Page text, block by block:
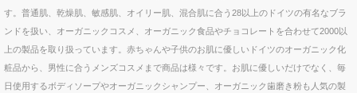
す。普通肌、乾燥肌、敏感肌、オイリー肌、混合肌に合う28以上のドイツの有名なブラ
ンドを扱い、オーガニックコスメ、オーガニック食品やチョコレートを合わせて2000以
上の製品を取り扱っています。赤ちゃんや子供のお肌に優しいドイツのオーガニック化
粧品から、男性に合うメンズコスメまで商品は様々です。お肌に優しいだけでなく、毎
日使用するボディソープやオーガニックシャンプー、オーガニック歯磨き粉も人気の製